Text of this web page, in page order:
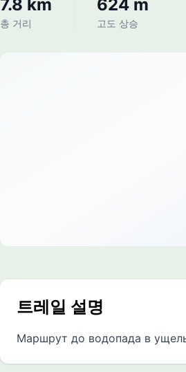
7.8 km
총 거리
624 m
고도 상승
트레일 설명
Маршрут до водопада в